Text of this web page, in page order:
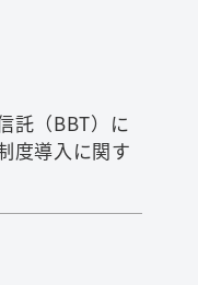
託（BBT）に
度導入に関す